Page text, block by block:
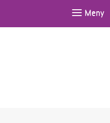
Meny